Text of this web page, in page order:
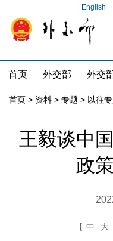
English
首页 外交部 外交
首页 > 资料 > 专题 > 以往
王毅谈中
政
【 中 大